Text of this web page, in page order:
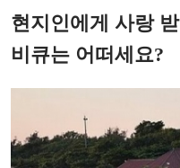
현지인에게 사랑
비큐는 어떠세요?